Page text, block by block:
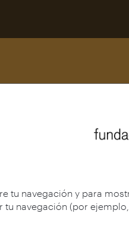
tu navegación y para
tu navegación (por